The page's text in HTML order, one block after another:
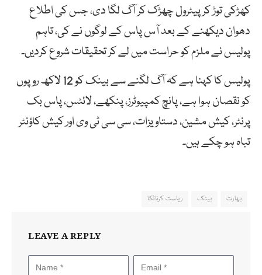
کھڑکی توڑ کر پیٹرول چھڑک کر آگ لگا دی، جس کی اطلاع
دھوان دیکھنے کے بعد آس پاس کے لوگوں نے کی، تاہم
پولیسنےملزمکوحراستمیںلےکرتحقیقاتشروعکردیں۔
پولیس کا کہنا ہے کہ آگ لگنے سے بینک کو 12 لاکھ روپوں
کو نقصان ہوا ہے، پانچ کمپیوٹرز، پنکھے، لائٹس، پاس بک
پرنٹر، کیش مشین، دستاویزات، سی سی ٹی وی اور کیش کاؤنٹر
تباہ ہو چکے ہیں۔
بھارت بینک ریاست کرناٹکا
LEAVE A REPLY